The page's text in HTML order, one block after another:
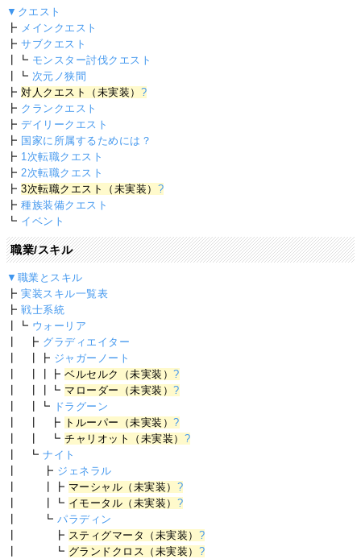
▼クエスト
┣ メインクエスト
┣サブクエスト
┃┗ モンスター討伐クエスト
┃┗ 次元ノ狭間
┣対人クエスト（未実装） ?
┣ クランクエスト
┣デイリークエスト
┣ 国家に所属するためには？
┣ 1次転職クエスト
┣2次転職クエスト
┣3次転職クエスト（未実装） ?
┣種族装備クエスト
┗ イベント
職業/スキル
▼職業とスキル
┣実装スキル一覧表
┣戦士系統
┃┗ ウォーリア
┃ ┣ グラディエイター
┃ ┃┣ ジャガーノート
┃ ┃┃┣ベルセルク（未実装）?
┃ ┃┃┗ マローダー（未実装）?
┃ ┃┗ ドラグーン
┃ ┃ ┣ トルーパー（未実装）?
┃ ┃ ┗チャリオット（未実装） ?
┃ ┗ナイト
┃ ┣ ジェネラル
┃ ┃┣ マーシャル（未実装） ?
┃ ┃┗ イモータル（未実装） ?
┃ ┗パラディン
┃ ┣ スティグマータ（未実装） ?
┃ ┗ グランドクロス（未実装） ?